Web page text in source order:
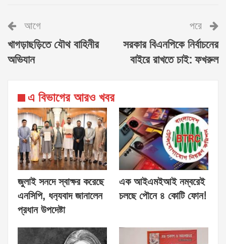
আগে
খাগড়াছড়িতে যৌথ বাহিনীর
অভিযান
পরে
সরকার বিএনপিকে নির্বাচনের
বাইরে রাখতে চাই: ফখরুল
এ বিভাগের আরও খবর
জুলাই সনদে স্বাক্ষর করেছে
এনসিপি, ধন‍্যবাদ জানালেন
প্রধান উপদেষ্টা
এক আইএমইআই নম্বরেই
চলছে পৌনে ৪ কোটি ফোন!